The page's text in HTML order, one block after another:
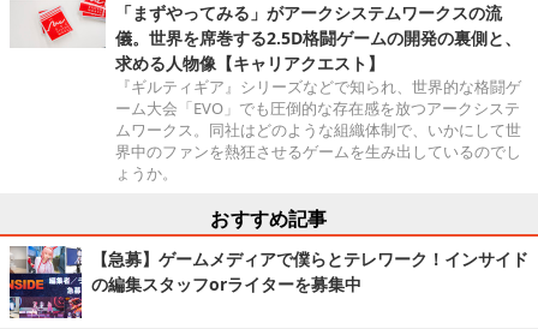
「まずやってみる」がアークシステムワークスの流
儀。世界を席巻する2.5D格闘ゲームの開発の裏側と、
求める人物像【キャリアクエスト】
『ギルティギア』シリーズなどで知られ、世界的な格闘ゲ
ーム大会「EVO」でも圧倒的な存在感を放つアークシステ
ムワークス。同社はどのような組織体制で、いかにして世
界中のファンを熱狂させるゲームを生み出しているのでし
ょうか。
おすすめ記事
【急募】ゲームメディアで僕らとテレワーク！インサイド
の編集スタッフorライターを募集中